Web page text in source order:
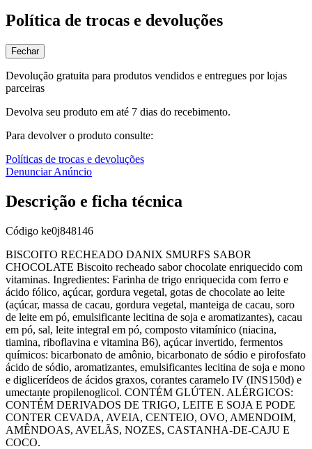
Política de trocas e devoluções
Fechar
Devolução gratuita para produtos vendidos e entregues por lojas
parceiras
Devolva seu produto em até 7 dias do recebimento.
Para devolver o produto consulte:
Políticas de trocas e devoluções
Denunciar Anúncio
Descrição e ficha técnica
Código ke0j848146
BISCOITO RECHEADO DANIX SMURFS SABOR
CHOCOLATE Biscoito recheado sabor chocolate enriquecido com
vitaminas. Ingredientes: Farinha de trigo enriquecida com ferro e
ácido fólico, açúcar, gordura vegetal, gotas de chocolate ao leite
(açúcar, massa de cacau, gordura vegetal, manteiga de cacau, soro
de leite em pó, emulsificante lecitina de soja e aromatizantes), cacau
em pó, sal, leite integral em pó, composto vitamínico (niacina,
tiamina, riboflavina e vitamina B6), açúcar invertido, fermentos
químicos: bicarbonato de amônio, bicarbonato de sódio e pirofosfato
ácido de sódio, aromatizantes, emulsificantes lecitina de soja e mono
e diglicerídeos de ácidos graxos, corantes caramelo IV (INS150d) e
umectante propilenoglicol. CONTÉM GLÚTEN. ALÉRGICOS:
CONTÉM DERIVADOS DE TRIGO, LEITE E SOJA E PODE
CONTER CEVADA, AVEIA, CENTEIO, OVO, AMENDOIM,
AMÊNDOAS, AVELÃS, NOZES, CASTANHA-DE-CAJU E
COCO.